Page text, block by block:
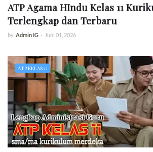
ATP Agama HIndu Kelas 11
Terlengkap dan Terbaru
by Admin IG - Juni 01, 2026
ATP KELAS 11